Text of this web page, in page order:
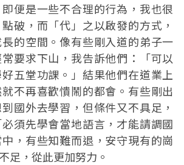
便是一些不合理的行為，我也很
破，而「代」之以啟發的方式，
的空間。像有些剛入道的弟子一
要求下山，我告訴他們：「可以
五堂功課。」結果他們在道業上
不再喜歡憒鬧的都會。有些剛出
國外去學習，但條件又不具足，
須先學會當地語言，才能請調國
，有些知難而退，安守現有的崗
足，從此更加努力。